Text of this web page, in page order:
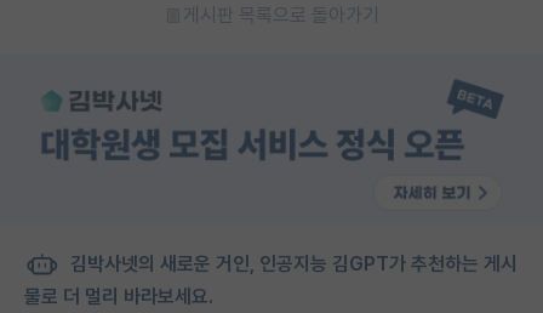
게시판 목록으로 돌아가기
김박사넷의 새로운 거인, 인공지능 김GPT가 추천하는 게시
물로 더 멀리 바라보세요.